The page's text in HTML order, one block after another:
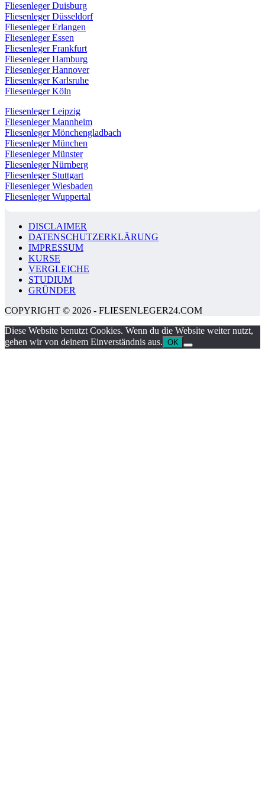
Fliesenleger Duisburg
Fliesenleger Düsseldorf
Fliesenleger Erlangen
Fliesenleger Essen
Fliesenleger Frankfurt
Fliesenleger Hamburg
Fliesenleger Hannover
Fliesenleger Karlsruhe
Fliesenleger Köln
Fliesenleger Leipzig
Fliesenleger Mannheim
Fliesenleger Mönchengladbach
Fliesenleger München
Fliesenleger Münster
Fliesenleger Nürnberg
Fliesenleger Stuttgart
Fliesenleger Wiesbaden
Fliesenleger Wuppertal
DISCLAIMER
DATENSCHUTZERKLÄRUNG
IMPRESSUM
KURSE
VERGLEICHE
STUDIUM
GRÜNDER
COPYRIGHT © 2026 - FLIESENLEGER24.COM
Diese Website benutzt Cookies. Wenn du die Website weiter nutzt,
gehen wir von deinem Einverständnis aus. OK